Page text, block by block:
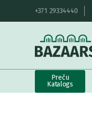
+371 29334440
Preču
Katalogs